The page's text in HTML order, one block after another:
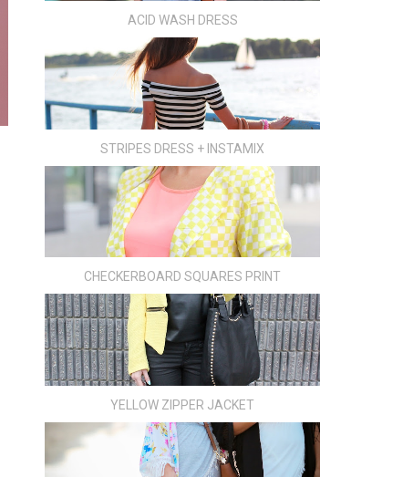
ACID WASH DRESS
STRIPES DRESS + INSTAMIX
CHECKERBOARD SQUARES PRINT
YELLOW ZIPPER JACKET